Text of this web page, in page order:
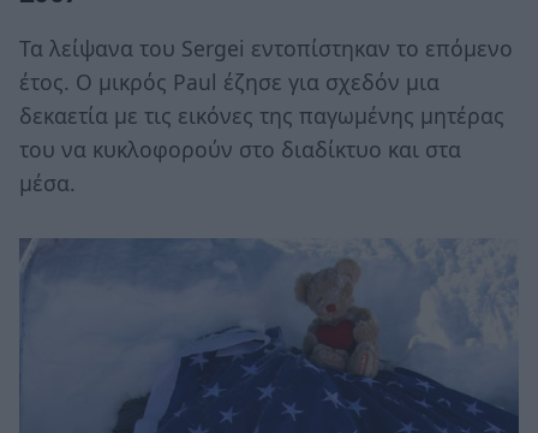
Τα λείψανα του Sergei εντοπίστηκαν το επόμενο
έτος. Ο μικρός Paul έζησε για σχεδόν μια
δεκαετία με τις εικόνες της παγωμένης μητέρας
του να κυκλοφορούν στο διαδίκτυο και στα
μέσα.